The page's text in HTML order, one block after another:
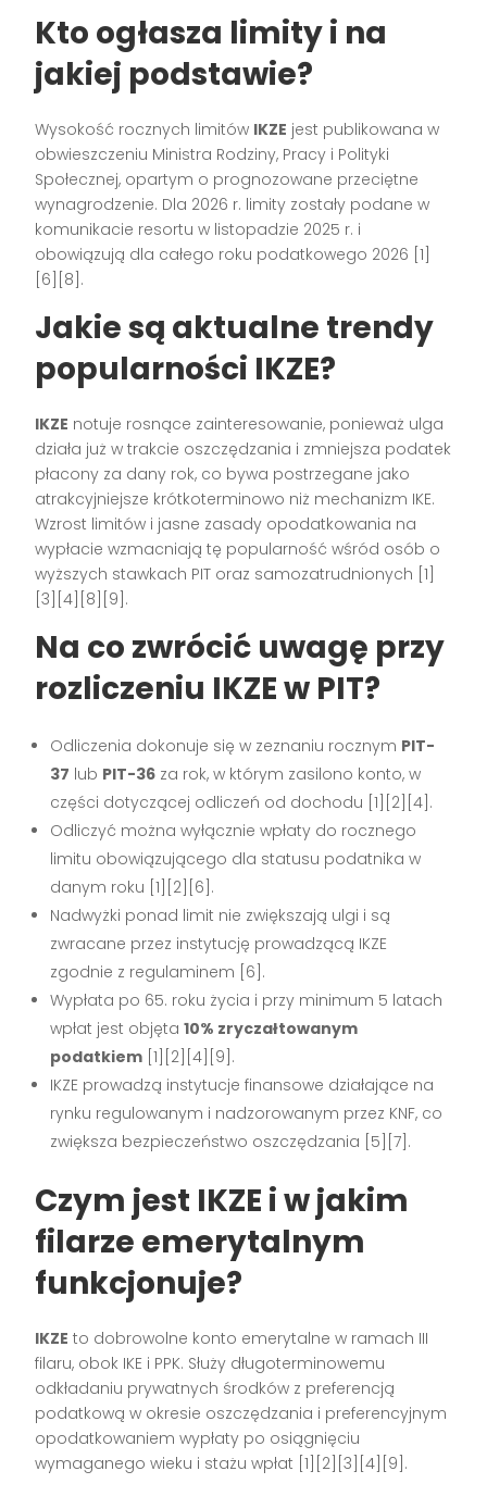
Kto ogłasza limity i na
jakiej podstawie?
Wysokość rocznych limitów IKZE jest publikowana w
obwieszczeniu Ministra Rodziny, Pracy i Polityki
Społecznej, opartym o prognozowane przeciętne
wynagrodzenie. Dla 2026 r. limity zostały podane w
komunikacie resortu w listopadzie 2025 r. i
obowiązują dla całego roku podatkowego 2026 [1]
[6][8].
Jakie są aktualne trendy
popularności IKZE?
IKZE notuje rosnące zainteresowanie, ponieważ ulga
działa już w trakcie oszczędzania i zmniejsza podatek
płacony za dany rok, co bywa postrzegane jako
atrakcyjniejsze krótkoterminowo niż mechanizm IKE.
Wzrost limitów i jasne zasady opodatkowania na
wypłacie wzmacniają tę popularność wśród osób o
wyższych stawkach PIT oraz samozatrudnionych [1]
[3][4][8][9].
Na co zwrócić uwagę przy
rozliczeniu IKZE w PIT?
Odliczenia dokonuje się w zeznaniu rocznym PIT-
37 lub PIT-36 za rok, w którym zasilono konto, w
części dotyczącej odliczeń od dochodu [1][2][4].
Odliczyć można wyłącznie wpłaty do rocznego
limitu obowiązującego dla statusu podatnika w
danym roku [1][2][6].
Nadwyżki ponad limit nie zwiększają ulgi i są
zwracane przez instytucję prowadzącą IKZE
zgodnie z regulaminem [6].
Wypłata po 65. roku życia i przy minimum 5 latach
wpłat jest objęta10% zryczałtowanym
podatkiem [1][2][4][9].
IKZE prowadzą instytucje finansowe działające na
rynku regulowanym i nadzorowanym przez KNF, co
zwiększa bezpieczeństwo oszczędzania [5][7].
Czym jest IKZE i w jakim
filarze emerytalnym
funkcjonuje?
IKZE to dobrowolne konto emerytalne w ramach III
filaru, obok IKE i PPK. Służy długoterminowemu
odkładaniu prywatnych środków z preferencją
podatkową w okresie oszczędzania i preferencyjnym
opodatkowaniem wypłaty po osiągnięciu
wymaganego wieku i stażu wpłat [1][2][3][4][9].